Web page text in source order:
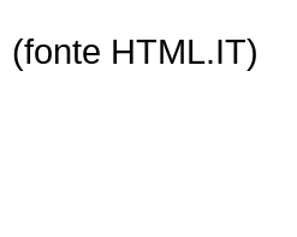
(fonte HTML.IT)